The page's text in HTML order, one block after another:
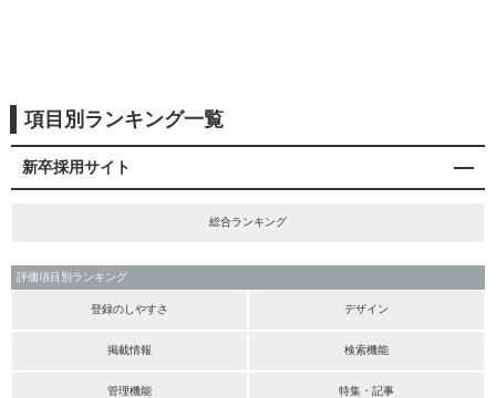
項目別ランキング一覧
新卒採用サイト
総合ランキング
評価項目別ランキング
登録のしやすさ デザイン
掲載情報 検索機能
管理機能 特集・記事